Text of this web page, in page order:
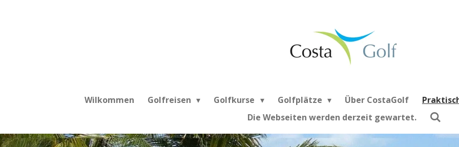
Wilkommen Golfreisen Golfkurse Golfplätze Über CostaGolf
Die Webseiten werden derzeit gewartet.